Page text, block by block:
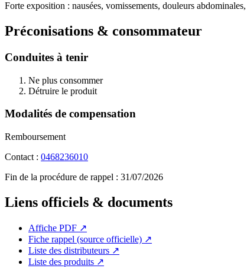
Forte exposition : nausées, vomissements, douleurs
Préconisations & consommateur
Conduites à tenir
Ne plus consommer
Détruire le produit
Modalités de compensation
Remboursement
Contact : 0468236010
Fin de la procédure de rappel : 31/07/2026
Liens officiels & documents
Affiche PDF ↗
Fiche rappel (source officielle) ↗
Liste des distributeurs ↗
Liste des produits ↗